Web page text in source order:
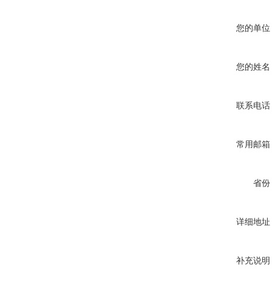
您的单位
您的姓名
联系电话
常用邮箱
省份
详细地址
补充说明